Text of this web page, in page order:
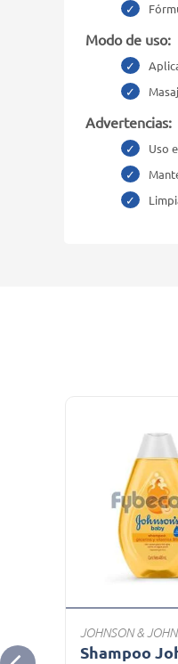
Modo de uso:
Advertencias:
Uso
JOHNSON &
Shampoo